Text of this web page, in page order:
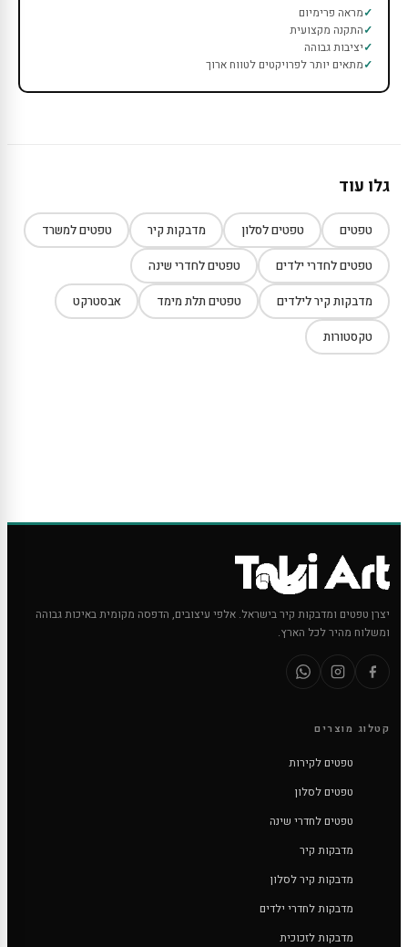
מראה פרימיום
התקנה מקצועית
יציבות גבוהה
מתאים יותר לפרויקטים לטווח ארוך
גלו עוד
טפטים טפטים לסלון מדבקות קיר טפטים למשרד
טפטים לחדרי ילדים טפטים לחדרי שינה
מדבקות קיר לילדים טפטים תלת מימד אבסטרקט
טקסטורות
יצרן טפטים ומדבקות קיר בישראל. אלפי עיצובים, הדפסה מקומית באיכות גבוהה
ומשלוח מהיר לכל הארץ.
קטלוג מוצרים
טפטים לקירות
טפטים לסלון
טפטים לחדרי שינה
מדבקות קיר
מדבקות קיר לסלון
מדבקות לחדרי ילדים
מדבקות לזכוכית